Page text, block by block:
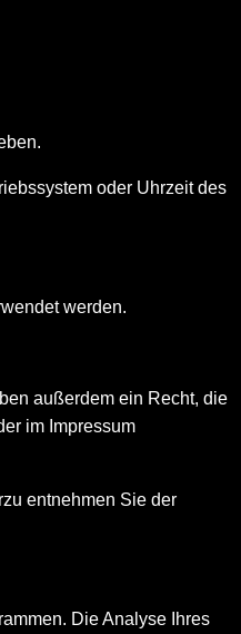
oder Uhrzeit des
werden.
außerdem ein Recht, die
im Impressum
entnehmen Sie der
Die Analyse Ihres